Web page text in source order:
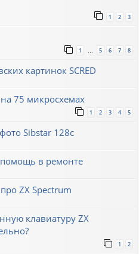
1 2 3
1 5 6 7 8
картинок SCRED
75 микросхемах
1 2 3 4 5
Sibstar 128с
в ремонте
ZX Spectrum
клавиатуру ZX
1 2